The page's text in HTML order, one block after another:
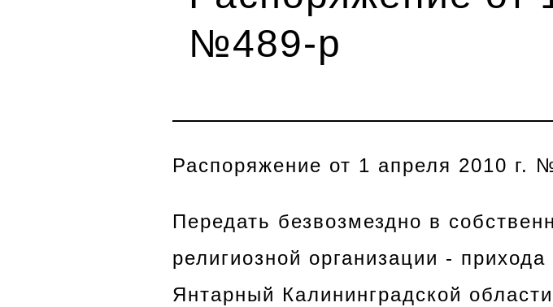
№489-р
Распоряжение от 1 апреля 2010 г.
Передать безвозмездно в
религиозной организации -
Янтарный Калининградской